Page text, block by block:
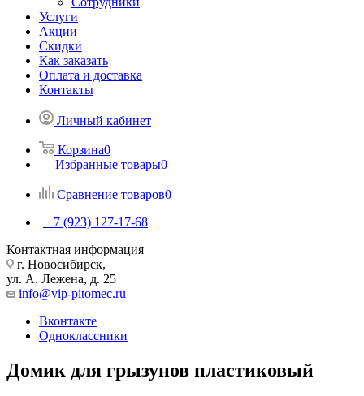
Услуги
Акции
Скидки
Как заказать
Оплата и доставка
Контакты
Личный кабинет
Корзина0
Избранные товары0
Сравнение товаров0
+7 (923) 127-17-68
Контактная информация
г. Новосибирск,
ул. А. Лежена, д. 25
info@vip-pitomec.ru
Вконтакте
Одноклассники
Домик для грызунов пластиковый